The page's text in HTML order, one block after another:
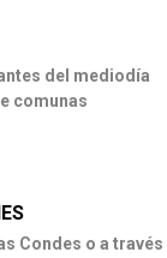
del mediodía
comunas
Condes o a través